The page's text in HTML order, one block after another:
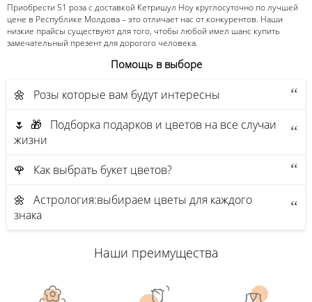
Приобрести 51 роза с доставкой Кетришул Ноу круглосуточно по лучшей
цене в Республике Молдова – это отличает нас от конкурентов. Наши
низкие прайсы существуют для того, чтобы любой имел шанс купить
замечательный презент для дорогого человека.
Помощь в выборе
🌼 Розы которые вам будут интересны
🌷 🎁 Подборка подарков и цветов на все случаи
жизни
🌹 Как выбрать букет цветов?
🌼 Астрология:выбираем цветы для каждого
знака
Наши преимущества